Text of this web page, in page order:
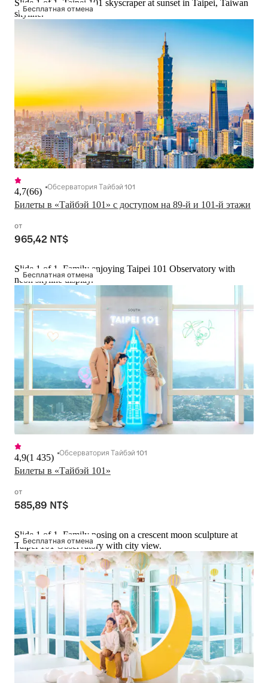
Бесплатная отмена
Slide 1 of 1, Taipei 101 skyscraper at sunset in Taipei, Taiwan
skyline.
Билеты в «Тайбэй 101» с доступом на 89-й и 101-й этажи
4,7(66) Обсерватория Тайбэй 101
от
965,42 NT$
Бесплатная отмена
Slide 1 of 1, Family enjoying Taipei 101 Observatory with
neon skyline display.
Билеты в «Тайбэй 101»
4,9(1 435) Обсерватория Тайбэй 101
от
585,89 NT$
Бесплатная отмена
Slide 1 of 1, Family posing on a crescent moon sculpture at
Taipei 101 Observatory with city view.